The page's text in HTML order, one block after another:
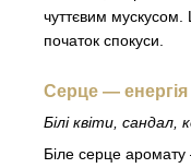
чуттєвим
початок спокуси.
Серце — енергія
Білі квіти, сандал,
Біле серце аромату